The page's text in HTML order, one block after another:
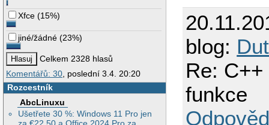
Xfce (15%)
jiné/žádné (23%)
Celkem 2328 hlasů
Komentářů: 30, poslední 3.4. 20:20
Rozcestník
AbcLinuxu
Ušetřete 30 %: Windows 11 Pro jen
za €22,50 a Office 2024 Pro za
blog:
Re:
funkce